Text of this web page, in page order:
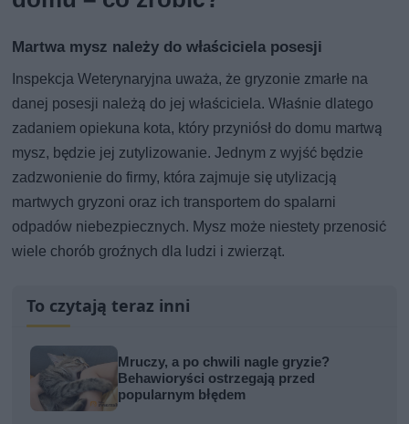
Martwa mysz należy do właściciela posesji
Inspekcja Weterynaryjna uważa, że gryzonie zmarłe na
danej posesji należą do jej właściciela. Właśnie dlatego
zadaniem opiekuna kota, który przyniósł do domu martwą
mysz, będzie jej zutylizowanie. Jednym z wyjść będzie
zadzwonienie do firmy, która zajmuje się utylizacją
martwych gryzoni oraz ich transportem do spalarni
odpadów niebezpiecznych. Mysz może niestety przenosić
wiele chorób groźnych dla ludzi i zwierząt.
To czytają teraz inni
Mruczy, a po chwili nagle gryzie?
Behawioryści ostrzegają przed
popularnym błędem